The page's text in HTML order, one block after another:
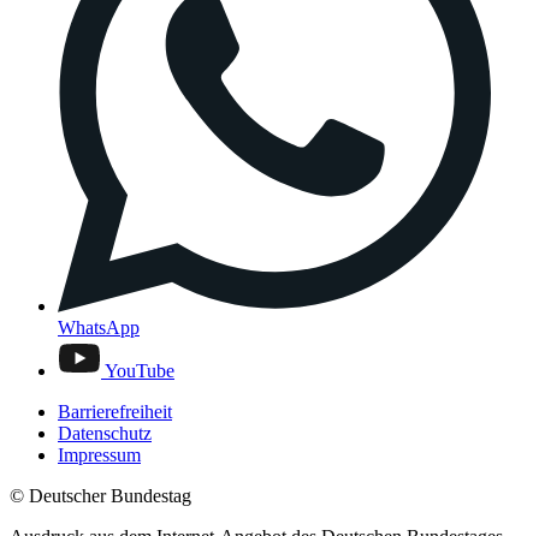
WhatsApp
YouTube
Barrierefreiheit
Datenschutz
Impressum
© Deutscher Bundestag